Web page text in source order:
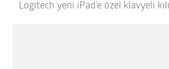
Logitech yeni iPad’e özel klavyeli